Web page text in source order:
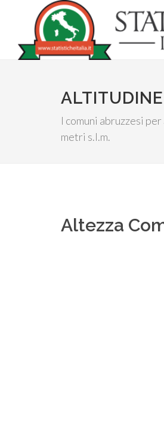
I comuni abruzzesi
metri s.l.m.
Altezza